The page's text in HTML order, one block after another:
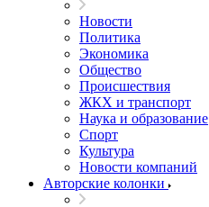
Новости
Политика
Экономика
Общество
Происшествия
ЖКХ и транспорт
Наука и образование
Спорт
Культура
Новости компаний
Авторские колонки